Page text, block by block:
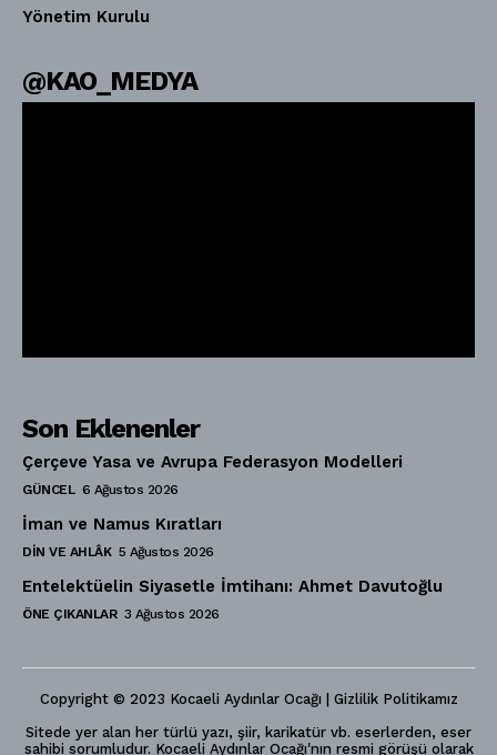
Yönetim Kurulu
@KAO_MEDYA
Son Eklenenler
Çerçeve Yasa ve Avrupa Federasyon Modelleri
GÜNCEL 6 Ağustos 2026
İman ve Namus Kıratları
DIN VE AHLÂK 5 Ağustos 2026
Entelektüelin Siyasetle İmtihanı: Ahmet Davutoğlu
ÖNE ÇIKANLAR 3 Ağustos 2026
Copyright © 2023 Kocaeli Aydınlar Ocağı | Gizlilik Politikamız
Sitede yer alan her türlü yazı, şiir, karikatür vb. eserlerden, eser
sahibi sorumludur. Kocaeli Aydınlar Ocağı'nın resmi görüşü olarak